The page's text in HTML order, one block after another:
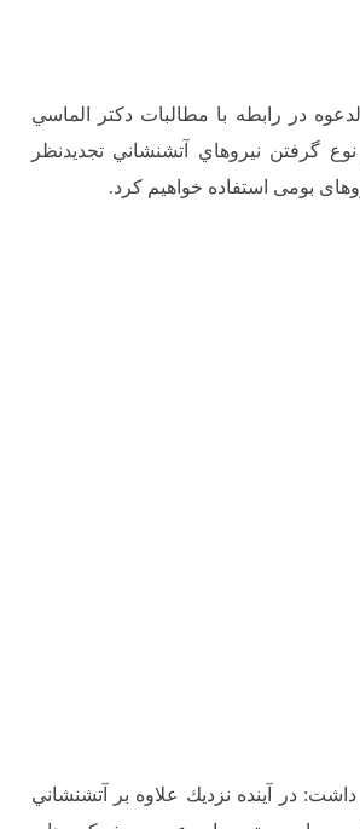
در رابطه با مطالبات دكتر الماسي
گرفتن نيروهاي آتشنشاني تجديدنظر
بومی استفاده خواهیم کرد.
در آينده نزديك علاوه بر آتشنشاني